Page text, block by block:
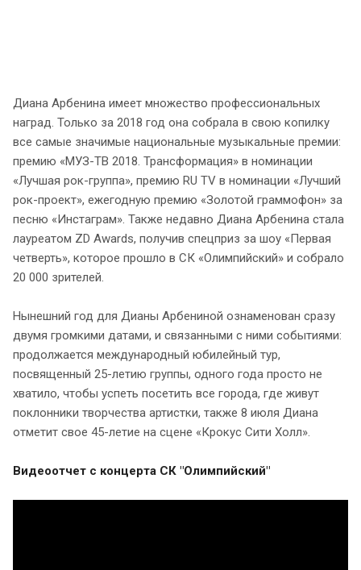
Диана Арбенина имеет множество профессиональных
наград. Только за 2018 год она собрала в свою копилку
все самые значимые национальные музыкальные премии:
премию «МУЗ-ТВ 2018. Трансформация» в номинации
«Лучшая рок-группа», премию RU TV в номинации «Лучший
рок-проект», ежегодную премию «Золотой граммофон» за
песню «Инстаграм». Также недавно Диана Арбенина стала
лауреатом ZD Awards, получив спецприз за шоу «Первая
четверть», которое прошло в СК «Олимпийский» и собрало
20 000 зрителей.
Нынешний год для Дианы Арбениной ознаменован сразу
двумя громкими датами, и связанными с ними событиями:
продолжается международный юбилейный тур,
посвященный 25-летию группы, одного года просто не
хватило, чтобы успеть посетить все города, где живут
поклонники творчества артистки, также 8 июля Диана
отметит свое 45-летие на сцене «Крокус Сити Холл».
Видеоотчет с концерта СК "Олимпийский"